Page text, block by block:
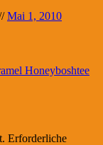
Mai 1, 2010
Honeyboshtee
Erforderliche